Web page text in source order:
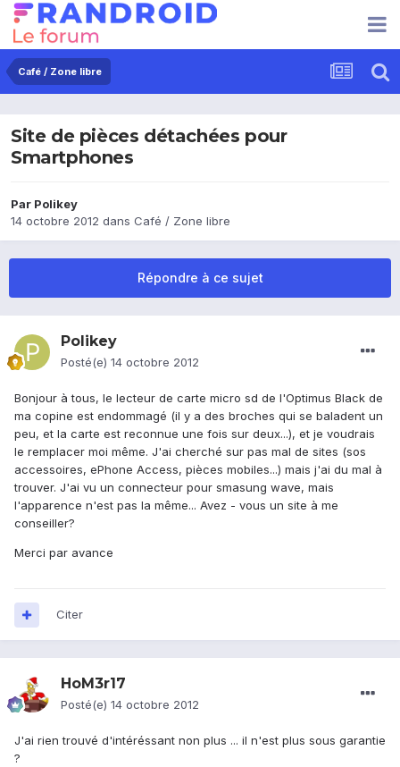
Café / Zone libre
Site de pièces détachées pour
Smartphones
Par Polikey
14 octobre 2012 dans Café / Zone libre
Répondre à ce sujet
Polikey
Posté(e) 14 octobre 2012
Bonjour à tous, le lecteur de carte micro sd de l'Optimus Black de
ma copine est endommagé (il y a des broches qui se baladent un
peu, et la carte est reconnue une fois sur deux...), et je voudrais
le remplacer moi même. J'ai cherché sur pas mal de sites (sos
accessoires, ePhone Access, pièces mobiles...) mais j'ai du mal à
trouver. J'ai vu un connecteur pour smasung wave, mais
l'apparence n'est pas la même... Avez - vous un site à me
conseiller?
Merci par avance
Citer
HoM3r17
Posté(e) 14 octobre 2012
J'ai rien trouvé d'intéréssant non plus ... il n'est plus sous garantie
?